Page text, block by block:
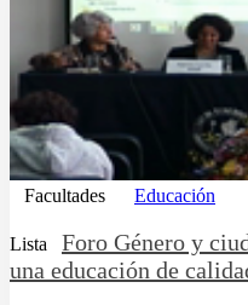
Facultades Educación
Lista Foro Género y
una educación de